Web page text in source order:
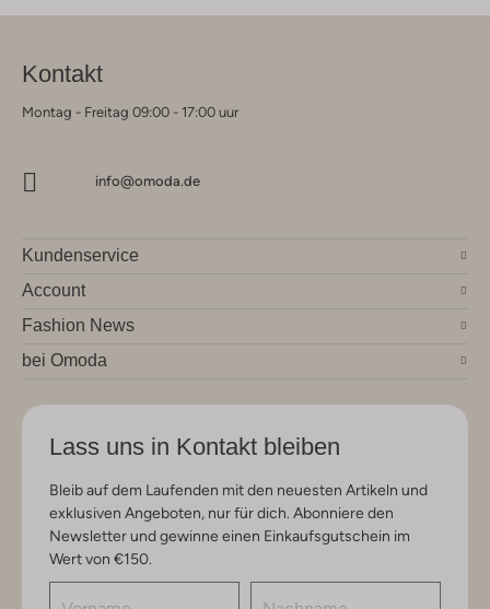
Kontakt
Montag - Freitag 09:00 - 17:00 uur
info@omoda.de
Kundenservice
Account
Fashion News
bei Omoda
Lass uns in Kontakt bleiben
Bleib auf dem Laufenden mit den neuesten Artikeln und
exklusiven Angeboten, nur für dich. Abonniere den
Newsletter und gewinne einen Einkaufsgutschein im
Wert von €150.